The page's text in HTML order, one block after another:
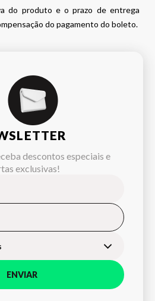
do produto e o prazo de entrega
do pagamento do boleto.
descontos especiais e
exclusivas!
ENVIAR